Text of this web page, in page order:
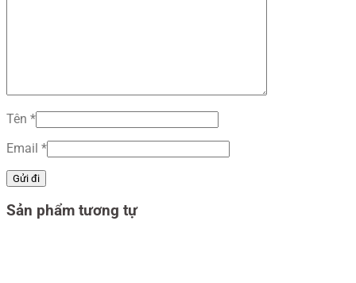
Tên *
Email *
Sản phẩm tương tự